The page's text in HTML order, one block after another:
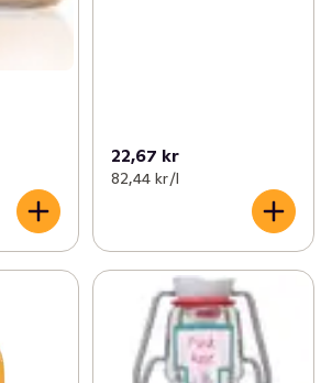
22,67 kr
82,44 kr /l